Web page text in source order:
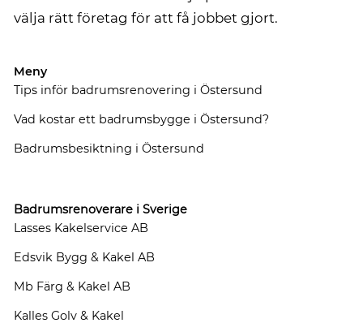
välja rätt företag för att få jobbet gjort.
Meny
Tips inför badrumsrenovering i Östersund
Vad kostar ett badrumsbygge i Östersund?
Badrumsbesiktning i Östersund
Badrumsrenoverare i Sverige
Lasses Kakelservice AB
Edsvik Bygg & Kakel AB
Mb Färg & Kakel AB
Kalles Golv & Kakel